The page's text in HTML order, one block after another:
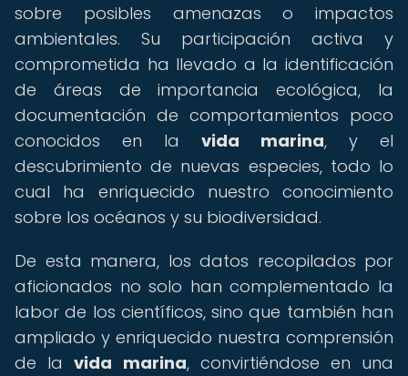
sobre posibles amenazas o impactos
ambientales. Su participación activa y
comprometida ha llevado a la identificación
de áreas de importancia ecológica, la
documentación de comportamientos poco
conocidos en la vida marina, y el
descubrimiento de nuevas especies, todo lo
cual ha enriquecido nuestro conocimiento
sobre los océanos y su biodiversidad.
De esta manera, los datos recopilados por
aficionados no solo han complementado la
labor de los científicos, sino que también han
ampliado y enriquecido nuestra comprensión
de lavida marina, convirtiéndose en una